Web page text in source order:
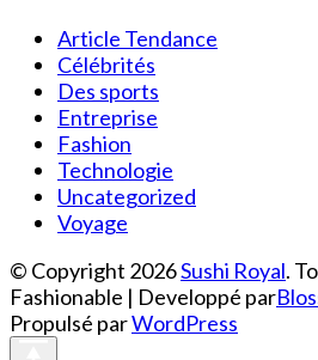
Article Tendance
Célébrités
Des sports
Entreprise
Fashion
Technologie
Uncategorized
Voyage
© Copyright 2026Sushi Royal.
Fashionable | Developpé par
Propulsé parWordPress